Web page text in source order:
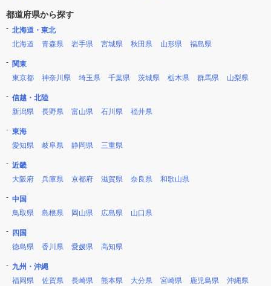
都道府県から探す
北海道・東北
北海道
青森県 岩手県 宮城県 秋田県 山形県 福島県
関東
東京都
神奈川県 埼玉県 千葉県 茨城県 栃木県 群馬県 山梨県
信越・北陸
新潟県
長野県 富山県 石川県 福井県
東海
愛知県
岐阜県 静岡県 三重県
近畿
大阪府
兵庫県 京都府 滋賀県 奈良県 和歌山県
中国
鳥取県
島根県 岡山県 広島県 山口県
四国
徳島県
香川県 愛媛県 高知県
九州・沖縄
福岡県
佐賀県 長崎県 熊本県 大分県 宮崎県 鹿児島県 沖縄県